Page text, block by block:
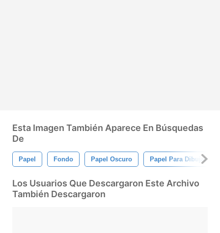
Esta Imagen También Aparece En Búsquedas
De
Papel Fondo Papel Oscuro Papel Para Dibujar
Los Usuarios Que Descargaron Este Archivo
También Descargaron